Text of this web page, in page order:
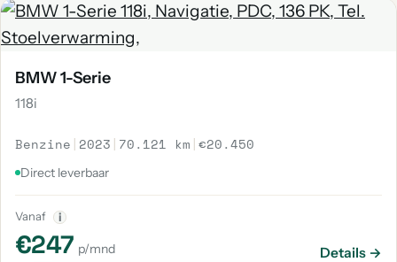
BMW 1-Serie
118i
Benzine | 2023 | 70.121 km |€20.450
Direct leverbaar
Vanaf i
€247 p/mnd Details →